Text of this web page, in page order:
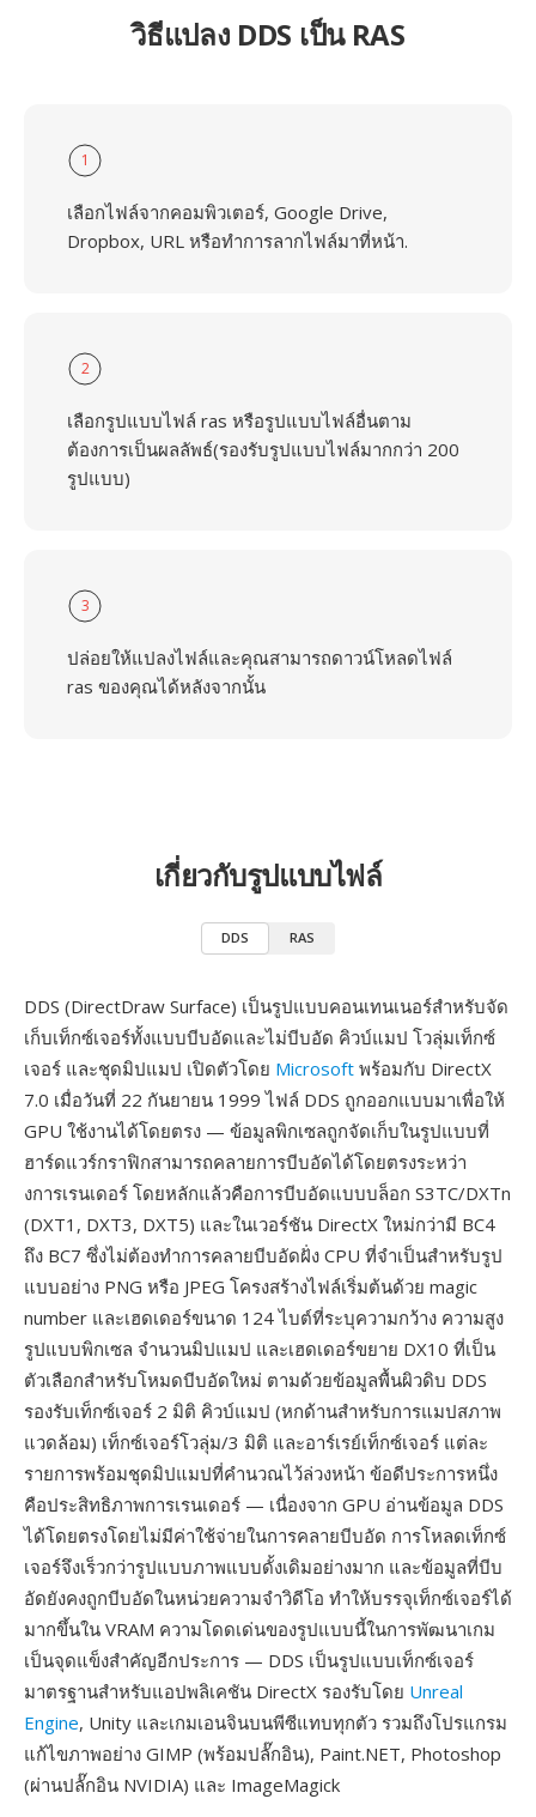
วิธีแปลง DDS เป็น RAS
1
เลือกไฟล์จากคอมพิวเตอร์, Google Drive,
Dropbox, URL หรือทำการลากไฟล์มาที่หน้า.
2
เลือกรูปแบบไฟล์ ras หรือรูปแบบไฟล์อื่นตาม
ต้องการเป็นผลลัพธ์(รองรับรูปแบบไฟล์มากกว่า 200
รูปแบบ)
3
ปล่อยให้แปลงไฟล์และคุณสามารถดาวน์โหลดไฟล์
ras ของคุณได้หลังจากนั้น
เกี่ยวกับรูปแบบไฟล์
DDS RAS
DDS (DirectDraw Surface) เป็นรูปแบบคอนเทนเนอร์สำหรับจัด
เก็บเท็กซ์เจอร์ทั้งแบบบีบอัดและไม่บีบอัด คิวบ์แมป โวลุ่มเท็กซ์
เจอร์ และชุดมิปแมป เปิดตัวโดย Microsoft พร้อมกับ DirectX
7.0 เมื่อวันที่ 22 กันยายน 1999 ไฟล์ DDS ถูกออกแบบมาเพื่อให้
GPU ใช้งานได้โดยตรง — ข้อมูลพิกเซลถูกจัดเก็บในรูปแบบที่
ฮาร์ดแวร์กราฟิกสามารถคลายการบีบอัดได้โดยตรงระหว่า
งการเรนเดอร์ โดยหลักแล้วคือการบีบอัดแบบบล็อก S3TC/DXTn
(DXT1, DXT3, DXT5) และในเวอร์ชัน DirectX ใหม่กว่ามี BC4
ถึง BC7 ซึ่งไม่ต้องทำการคลายบีบอัดฝั่ง CPU ที่จำเป็นสำหรับรูป
แบบอย่าง PNG หรือ JPEG โครงสร้างไฟล์เริ่มต้นด้วย magic
number และเฮดเดอร์ขนาด 124 ไบต์ที่ระบุความกว้าง ความสูง
รูปแบบพิกเซล จำนวนมิปแมป และเฮดเดอร์ขยาย DX10 ที่เป็น
ตัวเลือกสำหรับโหมดบีบอัดใหม่ ตามด้วยข้อมูลพื้นผิวดิบ DDS
รองรับเท็กซ์เจอร์ 2 มิติ คิวบ์แมป (หกด้านสำหรับการแมปสภาพ
แวดล้อม) เท็กซ์เจอร์โวลุ่ม/3 มิติ และอาร์เรย์เท็กซ์เจอร์ แต่ละ
รายการพร้อมชุดมิปแมปที่คำนวณไว้ล่วงหน้า ข้อดีประการหนึ่ง
คือประสิทธิภาพการเรนเดอร์ — เนื่องจาก GPU อ่านข้อมูล DDS
ได้โดยตรงโดยไม่มีค่าใช้จ่ายในการคลายบีบอัด การโหลดเท็กซ์
เจอร์จึงเร็วกว่ารูปแบบภาพแบบดั้งเดิมอย่างมาก และข้อมูลที่บีบ
อัดยังคงถูกบีบอัดในหน่วยความจำวิดีโอ ทำให้บรรจุเท็กซ์เจอร์ได้
มากขึ้นใน VRAM ความโดดเด่นของรูปแบบนี้ในการพัฒนาเกม
เป็นจุดแข็งสำคัญอีกประการ — DDS เป็นรูปแบบเท็กซ์เจอร์
มาตรฐานสำหรับแอปพลิเคชัน DirectX รองรับโดย Unreal
Engine, Unity และเกมเอนจินบนพีซีแทบทุกตัว รวมถึงโปรแกรม
แก้ไขภาพอย่าง GIMP (พร้อมปลั๊กอิน), Paint.NET, Photoshop
(ผ่านปลั๊กอิน NVIDIA) และ ImageMagick